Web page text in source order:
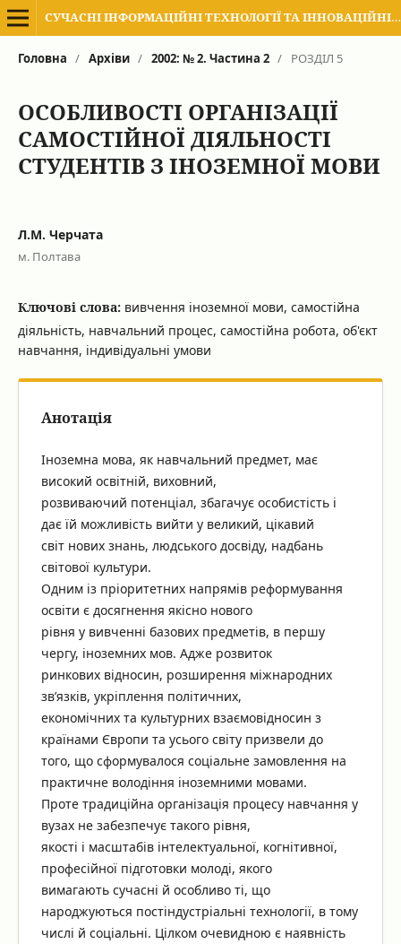
СУЧАСНІ ІНФОРМАЦІЙНІ ТЕХНОЛОГІЇ ТА ІННОВАЦІЙНІ МЕТОДИКИ НАВЧАННЯ В ПІДГОТОВЦІ ФАХІВЦІВ: МЕТОДОЛОГІЯ, ТЕОРІЯ, ДОСВІД, ПРОБЛЕМИ
Головна / Архіви / 2002: № 2. Частина 2 / РОЗДІЛ 5
ОСОБЛИВОСТІ ОРГАНІЗАЦІЇ
САМОСТІЙНОЇ ДІЯЛЬНОСТІ
СТУДЕНТІВ З ІНОЗЕМНОЇ МОВИ
Л.М. Черчата
м. Полтава
Ключові слова: вивчення іноземної мови, самостійна
діяльність, навчальний процес, самостійна робота, об'єкт
навчання, індивідуальні умови
Анотація
Іноземна мова, як навчальний предмет, має
високий освітній, виховний,
розвиваючий потенціал, збагачує особистість і
дає їй можливість вийти у великий, цікавий
світ нових знань, людського досвіду, надбань
світової культури.
Одним із пріоритетних напрямів реформування
освіти є досягнення якісно нового
рівня у вивченні базових предметів, в першу
чергу, іноземних мов. Адже розвиток
ринкових відносин, розширення міжнародних
зв’язків, укріплення політичних,
економічних та культурних взаємовідносин з
країнами Європи та усього світу призвели до
того, що сформувалося соціальне замовлення на
практичне володіння іноземними мовами.
Проте традиційна організація процесу навчання у
вузах не забезпечує такого рівня,
якості і масштабів інтелектуальної, когнітивної,
професійної підготовки молоді, якого
вимагають сучасні й особливо ті, що
народжуються постіндустріальні технології, в тому
числі й соціальні. Цілком очевидною є наявність